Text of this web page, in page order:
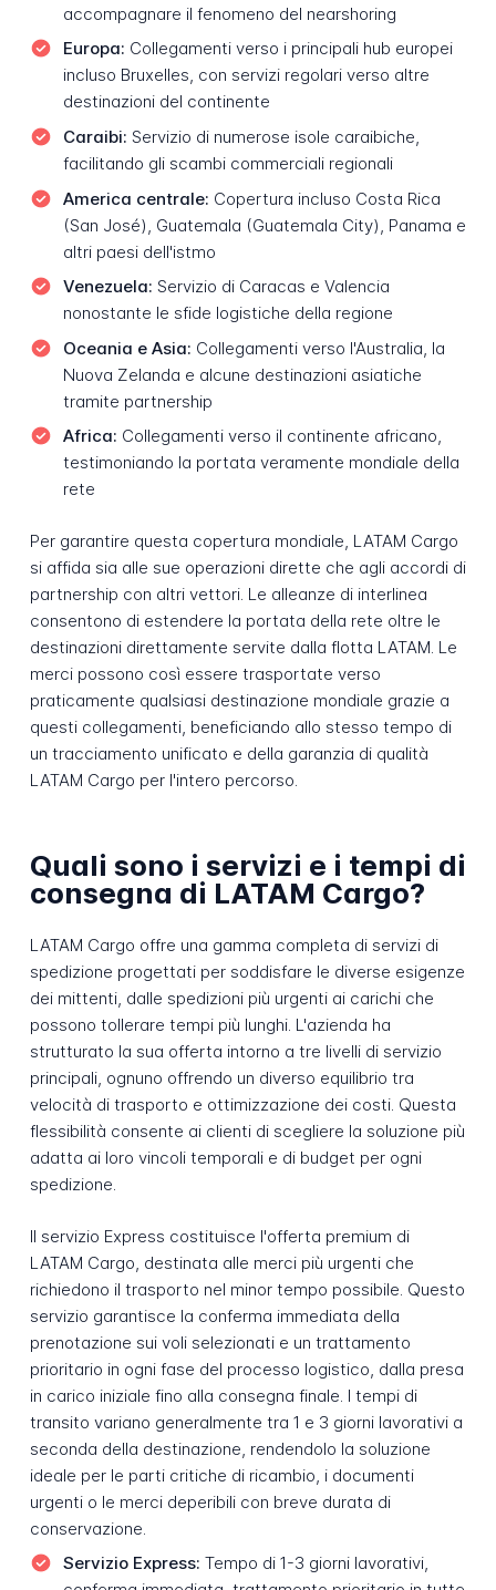
accompagnare il fenomeno del nearshoring
Europa: Collegamenti verso i principali hub europei
incluso Bruxelles, con servizi regolari verso altre
destinazioni del continente
Caraibi: Servizio di numerose isole caraibiche,
facilitando gli scambi commerciali regionali
America centrale: Copertura incluso Costa Rica
(San José), Guatemala (Guatemala City), Panama e
altri paesi dell'istmo
Venezuela: Servizio di Caracas e Valencia
nonostante le sfide logistiche della regione
Oceania e Asia: Collegamenti verso l'Australia, la
Nuova Zelanda e alcune destinazioni asiatiche
tramite partnership
Africa: Collegamenti verso il continente africano,
testimoniando la portata veramente mondiale della
rete
Per garantire questa copertura mondiale, LATAM Cargo
si affida sia alle sue operazioni dirette che agli accordi di
partnership con altri vettori. Le alleanze di interlinea
consentono di estendere la portata della rete oltre le
destinazioni direttamente servite dalla flotta LATAM. Le
merci possono così essere trasportate verso
praticamente qualsiasi destinazione mondiale grazie a
questi collegamenti, beneficiando allo stesso tempo di
un tracciamento unificato e della garanzia di qualità
LATAM Cargo per l'intero percorso.
Quali sono i servizi e i tempi di
consegna di LATAM Cargo?
LATAM Cargo offre una gamma completa di servizi di
spedizione progettati per soddisfare le diverse esigenze
dei mittenti, dalle spedizioni più urgenti ai carichi che
possono tollerare tempi più lunghi. L'azienda ha
strutturato la sua offerta intorno a tre livelli di servizio
principali, ognuno offrendo un diverso equilibrio tra
velocità di trasporto e ottimizzazione dei costi. Questa
flessibilità consente ai clienti di scegliere la soluzione più
adatta ai loro vincoli temporali e di budget per ogni
spedizione.
Il servizio Express costituisce l'offerta premium di
LATAM Cargo, destinata alle merci più urgenti che
richiedono il trasporto nel minor tempo possibile. Questo
servizio garantisce la conferma immediata della
prenotazione sui voli selezionati e un trattamento
prioritario in ogni fase del processo logistico, dalla presa
in carico iniziale fino alla consegna finale. I tempi di
transito variano generalmente tra 1 e 3 giorni lavorativi a
seconda della destinazione, rendendolo la soluzione
ideale per le parti critiche di ricambio, i documenti
urgenti o le merci deperibili con breve durata di
conservazione.
Servizio Express: Tempo di 1-3 giorni lavorativi,